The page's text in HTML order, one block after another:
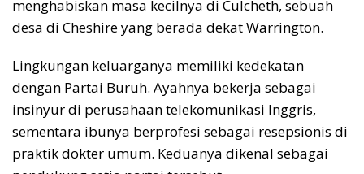
menghabiskan masa kecilnya di Culcheth, sebuah
desa di Cheshire yang berada dekat Warrington.
Lingkungan keluarganya memiliki kedekatan
dengan Partai Buruh. Ayahnya bekerja sebagai
insinyur di perusahaan telekomunikasi Inggris,
sementara ibunya berprofesi sebagai resepsionis di
praktik dokter umum. Keduanya dikenal sebagai